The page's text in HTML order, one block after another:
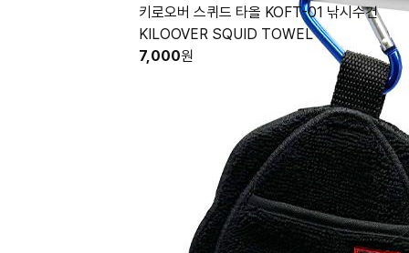
키로오버 스퀴드 타올 KOFT-01 낚시수건
KILOOVER SQUID TOWEL
7,000원